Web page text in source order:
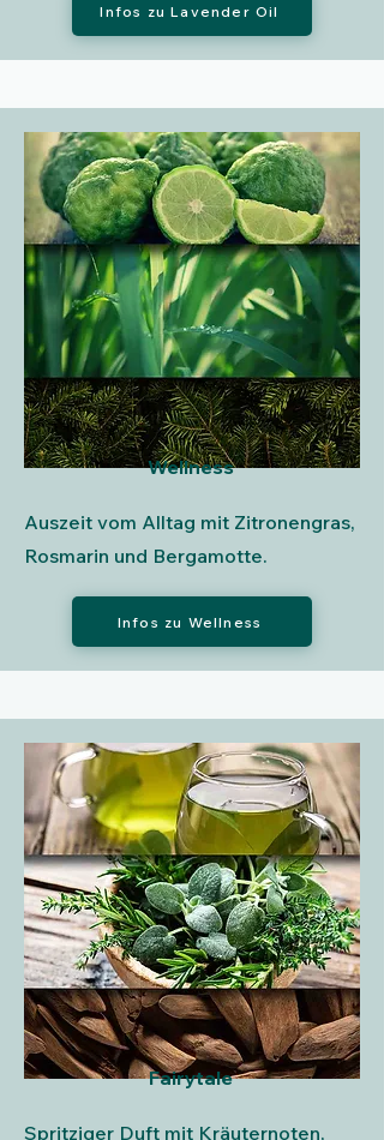
Infos zu Lavender Oil
Wellness
Auszeit vom Alltag mit Zitronengras,
Rosmarin und Bergamotte.
Infos zu Wellness
Fairytale
Spritziger Duft mit Kräuternoten,